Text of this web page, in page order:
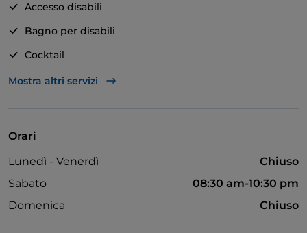
Accesso disabili
Bagno per disabili
Cocktail
Parcheggio
Mostra altri servizi
Orari
Lunedì - Venerdì
Chiuso
Sabato
08:30 am-10:30 pm
Domenica
Chiuso